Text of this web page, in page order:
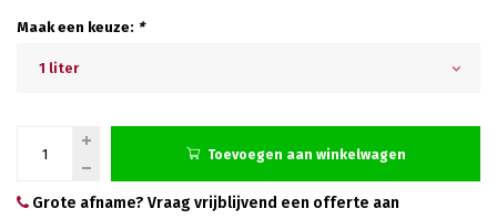
Maak een keuze: *
1 liter
Toevoegen aan winkelwagen
Grote afname? Vraag vrijblijvend een offerte aan